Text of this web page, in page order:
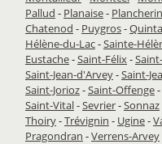
Pallud - Planaise-
Chatenod - Puygros-
Hélène-du-Lac-Sainte-
Eustache-Saint-Félix-
Saint-Jean-d'Arvey-Saint-
Saint-Jorioz-Saint-Offenge-
Saint-Vital-Sevrier-Sonnaz
Thoiry-Trévignin - Ugine-
Pragondran -Verrens-Arvey